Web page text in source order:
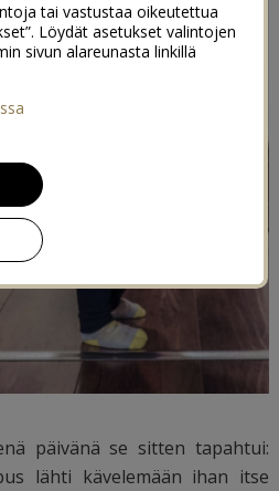
päivänä se sitten tapahtui:
lähti kävelemään ihan itse
tai vastustaa oikeutettua
Löydät asetukset valintojen
sivun alareunasta linkillä